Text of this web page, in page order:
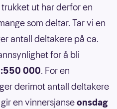
ut har derfor en
som deltar. Tar vi en
antall deltakere på ca.
for å bli
000. For en
derimot antall deltakere
en vinnersjanseonsdag